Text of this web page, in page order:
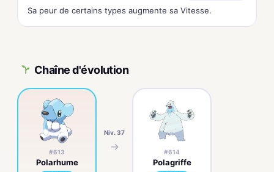
Sa peur de certains types augmente sa Vitesse.
Chaîne d'évolution
#613
Polarhume
Niv. 37
→ #614
Polagriffe